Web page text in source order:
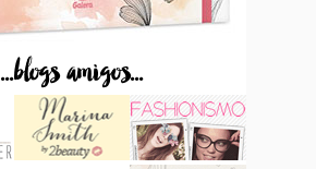
...blogs amigos...